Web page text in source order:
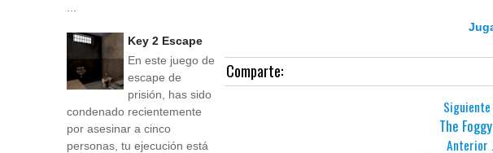
Comparte:
Siguiente
The
Anterior
...
Key 2 Escape
En este juego de
escape de
prisión, has sido
condenado recientemente
por asesinar a cinco
personas, tu ejecución está